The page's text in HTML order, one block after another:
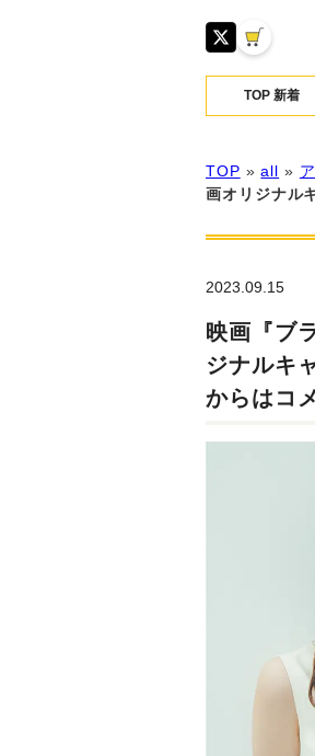
TOP 新着
TOP »all »
画オリジナル
2023.09.15
映画『ブ
ジナルキ
からはコ